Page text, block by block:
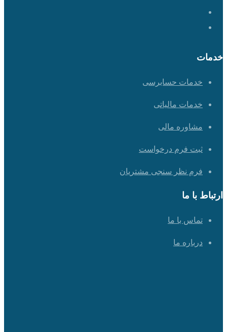
خدمات
خدمات حسابرسی
خدمات مالیاتی
مشاوره مالی
ثبت فرم درخواست
فرم نظر سنجی مشتریان
ارتباط با ما
تماس با ما
درباره ما